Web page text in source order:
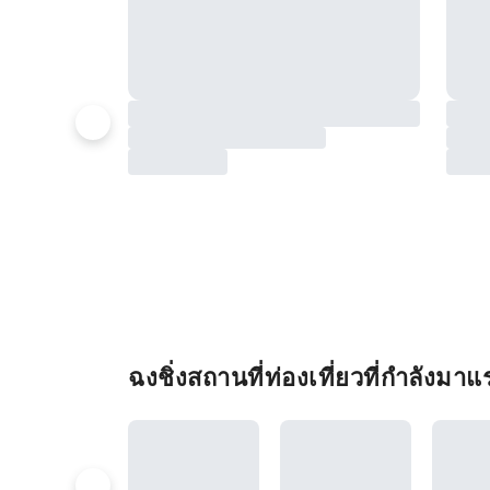
ฉงชิ่งสถานที่ท่องเที่ยวที่กำลังมาแ